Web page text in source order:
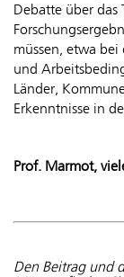
Debatte über das
müssen, etwa
und
Länder,
Erkenntnisse in
Prof. Marmot,
Den Beitrag und